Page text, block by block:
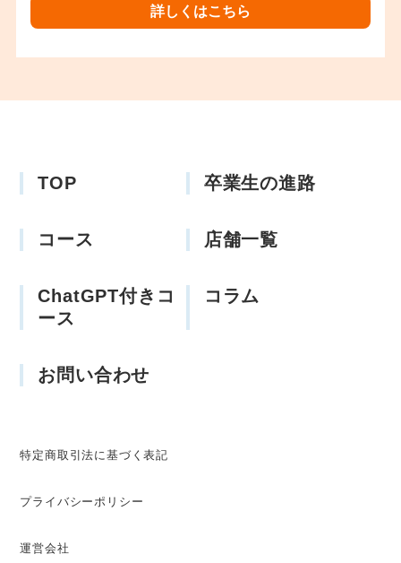
詳しくはこちら
TOP 卒業生の進路
コース 店舗一覧
ChatGPT付きコ
ース
コラム
お問い合わせ
特定商取引法に基づく表記
プライバシーポリシー
運営会社